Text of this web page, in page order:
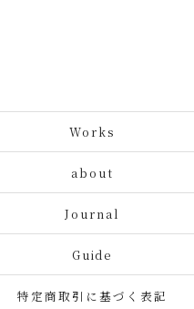
Works
about
Journal
Guide
特定商取引に基づく表記